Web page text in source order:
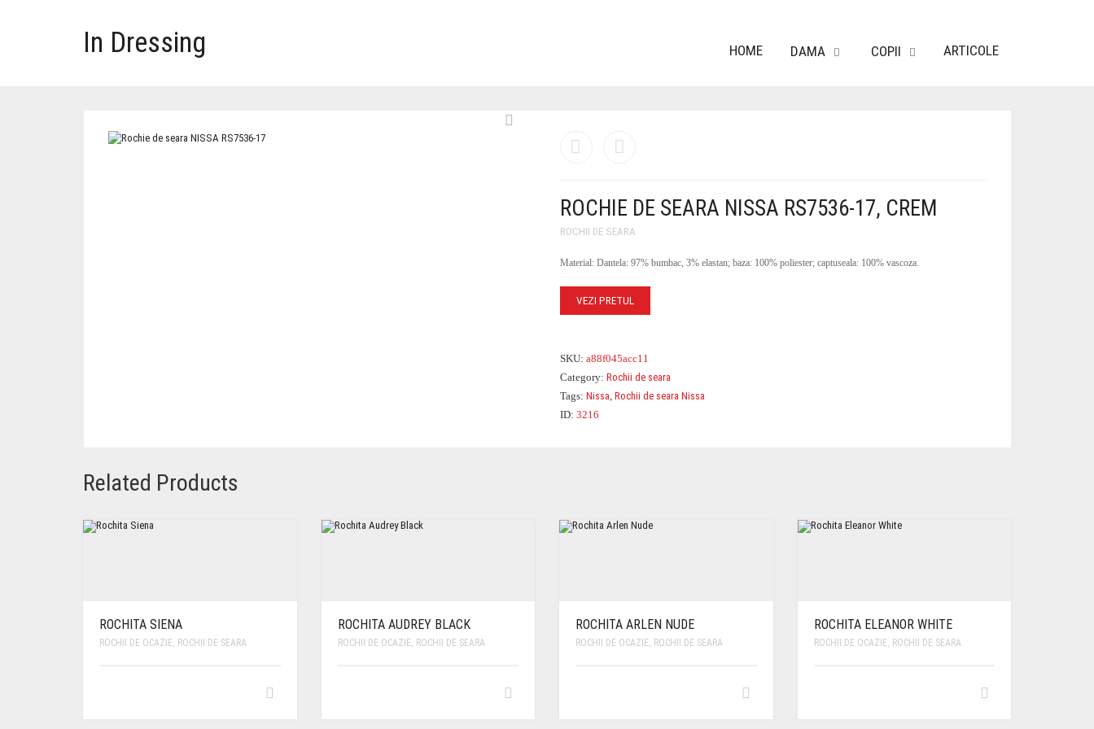
In Dressing HOME DAMA COPII ARTICOLE
ROCHIE DE SEARA NISSA RS7536-17, CREM
ROCHII DE SEARA
Material: Dantela: 97% bumbac, 3% elastan; baza: 100% poliester; captuseala: 100% vascoza.
VEZI PRETUL
SKU: a88f045acc11
Category: Rochii de seara
Tags: Nissa Rochii de seara Nissa
ID: 3216
Related Products
ROCHITA SIENA
ROCHII DE OCAZIE ROCHII DE SEARA
ROCHITA AUDREY BLACK
ROCHII DE OCAZIE ROCHII DE SEARA
ROCHITA ARLEN NUDE
ROCHII DE OCAZIE ROCHII DE SEARA
ROCHITA ELEANOR WHITE
ROCHII DE OCAZIE ROCHII DE SEARA